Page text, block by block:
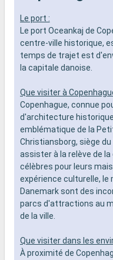
Le port :
Le port Oceankaj de
centre-ville historique,
temps de trajet est
la capitale danoise.
Que visiter à
Copenhague, connue
d'architecture
emblématique de la
Christiansborg, siège
assister à la relève de la
célèbres pour leurs
expérience culturelle, le
Danemark sont des
parcs d'attractions au
de la ville.
Que visiter dans les
À proximité de